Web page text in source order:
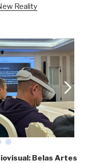
Reality
Belas Artes